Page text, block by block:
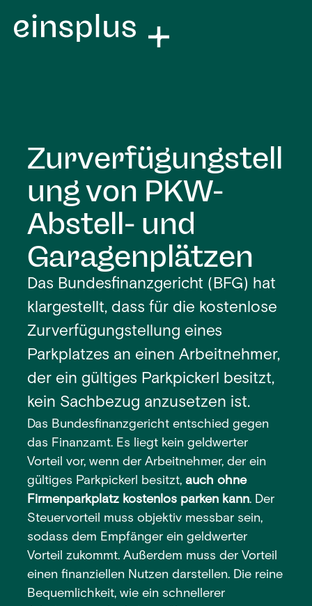
Zurverfügungstell
ung von PKW-
Abstell- und
Garagenplätzen
Das Bundesfinanzgericht (BFG) hat
klargestellt, dass für die kostenlose
Zurverfügungstellung eines
Parkplatzes an einen Arbeitnehmer,
der ein gültiges Parkpickerl besitzt,
kein Sachbezug anzusetzen ist.
Das Bundesfinanzgericht entschied gegen
das Finanzamt. Es liegt kein geldwerter
Vorteil vor, wenn der Arbeitnehmer, der ein
gültiges Parkpickerl besitzt, auch ohne
Firmenparkplatz kostenlos parken kann. Der
Steuervorteil muss objektiv messbar sein,
sodass dem Empfänger ein geldwerter
Vorteil zukommt. Außerdem muss der Vorteil
einen finanziellen Nutzen darstellen. Die reine
Bequemlichkeit, wie ein schnellerer